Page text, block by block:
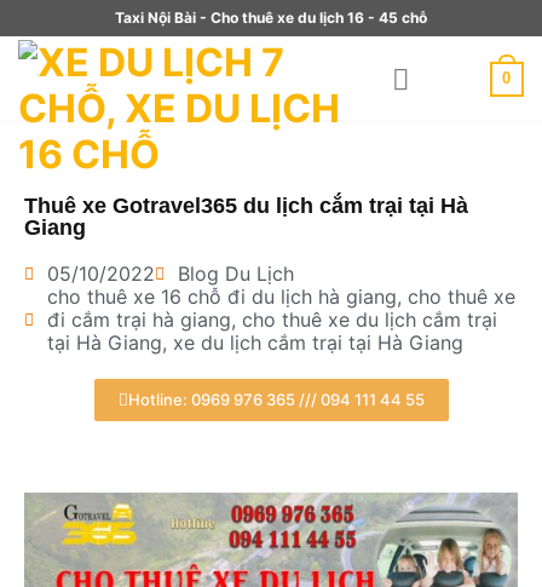
Taxi Nội Bài - Cho thuê xe du lịch 16 - 45 chỗ
0
Thuê xe Gotravel365 du lịch cắm trại tại Hà
Giang
05/10/2022
Blog Du Lịch
cho thuê xe 16 chỗ đi du lịch hà giang, cho thuê xe
đi cắm trại hà giang, cho thuê xe du lịch cắm trại
tại Hà Giang, xe du lịch cắm trại tại Hà Giang
Hotline: 0969 976 365 /// 094 111 44 55